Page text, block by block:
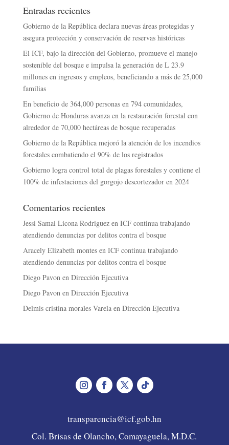
Entradas recientes
Gobierno de la República declara nuevas áreas protegidas y
asegura protección y conservación de reservas históricas
El ICF, bajo la dirección del Gobierno, promueve el manejo
sostenible del bosque e impulsa la generación de L 23.9
millones en ingresos y empleos, beneficiando a más de 25,000
familias
En beneficio de 364,000 personas en 794 comunidades,
Gobierno de Honduras avanza en la restauración forestal con
alrededor de 70,000 hectáreas de bosque recuperadas
Gobierno de la República mejoró la atención de los incendios
forestales combatiendo el 90% de los registrados
Gobierno logra control total de plagas forestales y contiene el
100% de infestaciones del gorgojo descortezador en 2024
Comentarios recientes
Jessi Samai Licona Rodriguezen ICF continua trabajando
atendiendo denuncias por delitos contra el bosque
Aracely Elizabeth montesen ICF continua trabajando
atendiendo denuncias por delitos contra el bosque
Diego Pavonen Dirección Ejecutiva
Diego Pavonen Dirección Ejecutiva
Delmis cristina morales Varelaen Dirección Ejecutiva
transparencia@icf.gob.hn
Col. Brisas de Olancho, Comayaguela, M.D.C.